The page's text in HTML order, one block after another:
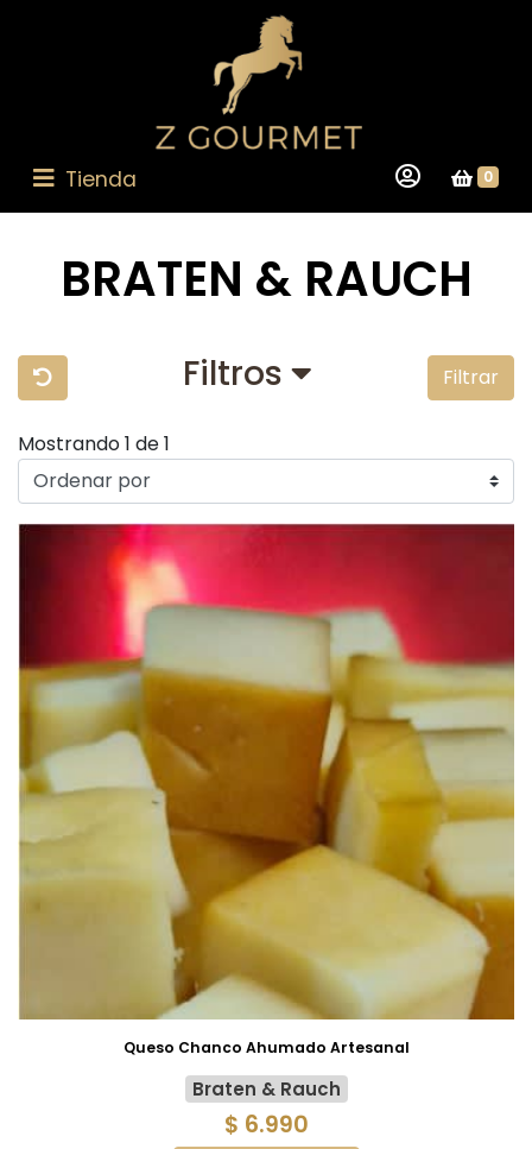
Tienda 0
BRATEN & RAUCH
Filtros Filtrar
Mostrando 1 de 1
Queso Chanco Ahumado Artesanal
Braten & Rauch
$ 6.990